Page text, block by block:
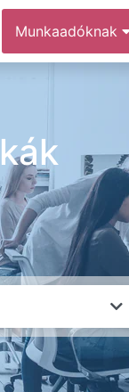
Munkaadóknak